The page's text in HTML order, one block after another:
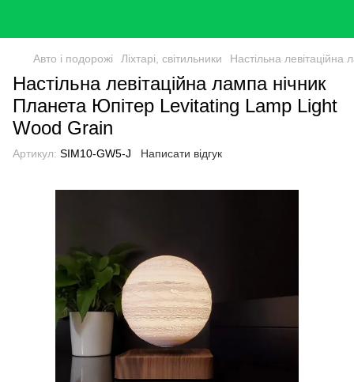
Авто і подорожі Ліхтарі, світильники Настільна
Настільна левітаційна лампа нічник
Планета Юпітер Levitating Lamp Light
Wood Grain
Артикул: SIM10-GW5-J Написати відгук